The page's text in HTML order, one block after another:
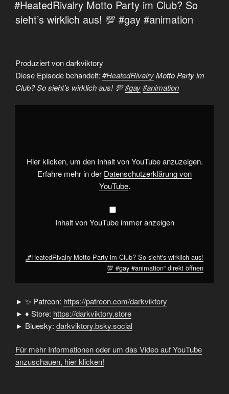
#HeatedRivalry Motto Party im Club? So
sieht’s wirklich aus! 💯 #gay #animation
Produziert von darkviktory
Diese Episode behandelt: #HeatedRivalryMotto Party im
Club? So sieht’s wirklich aus! 💯#gay#animation
„#HeatedRivalry
wirklich
aus!Hier klicken, um den Inhalt von YouTube anzuzeigen.
Erfahre mehr in der Datenschutzerklärung von
YouTube.
Inhalt von YouTube immer anzeigen
„#HeatedRivalry Motto Party im Club? So sieht's wirklich aus!
💯 #gay #animation“ direkt öffnen
► ✨ Patreon: https://patreon.com/darkviktory
► ♦ Store: https://darkviktory.store
► Bluesky: darkviktory.bsky.social
Für mehr Informationen oder um das Video auf YouTube
anzuschauen, hier klicken!